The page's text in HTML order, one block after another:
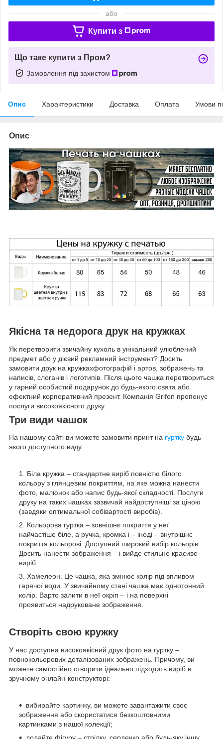
або
Купити з
Що таке купити з Пром?
Замовлення під захистом
Опис Характеристики Доставка Оплата Умови
Опис
Якісна та недорога друк на кружках
Як перетворити звичайну кухоль в унікальний улюблений
предмет або у дієвий рекламний інструмент? Досить
замовити друк на кружкахфотографій і артов, зображень та
написів, слоганів і логотипів. Після цього чашка перетвориться
у гарний особистий подарунок до будь-якого свята або
ефектний корпоративний презент. Компанія Grifon пропонує
послуги високоякісного друку.
Три види чашок
На нашому сайті ви можете замовити принт на гуртку будь-
якого доступного виду:
Біла кружка – стандартне виріб повністю білого
кольору з глянцевим покриттям, на яке можна нанести
фото, малюнок або напис будь-якої складності. Послуги
друку на таких чашках зазвичай найдоступніші за ціною
(завдяки оптимальної собівартості виробів).
Кольорова гуртка – зовнішнє покриття у неї
найчастіше біле, а ручка, кромка і – іноді – внутрішнє
покриття кольорові. Доступний широкий вибір кольорів.
Досить нанести зображення – і вийде стильне красиве
виріб.
Хамелеон. Це чашка, яка змінює колір під впливом
гарячої води. У звичайному стані чашка має однотонний
колір. Варто залити в неї окріп – і на поверхні
проявиться надруковане зображення.
Створіть свою кружку
У нас доступна високоякісний друк фото на гуртку –
повнокольорових деталізованих зображень. Причому, ви
можете самостійно створити ідеально підходить виріб в
зручному онлайн-конструкторі:
вибирайте картинку, ви можете завантажити своє
зображення або скористатися безкоштовними
картинками з нашої колекції;